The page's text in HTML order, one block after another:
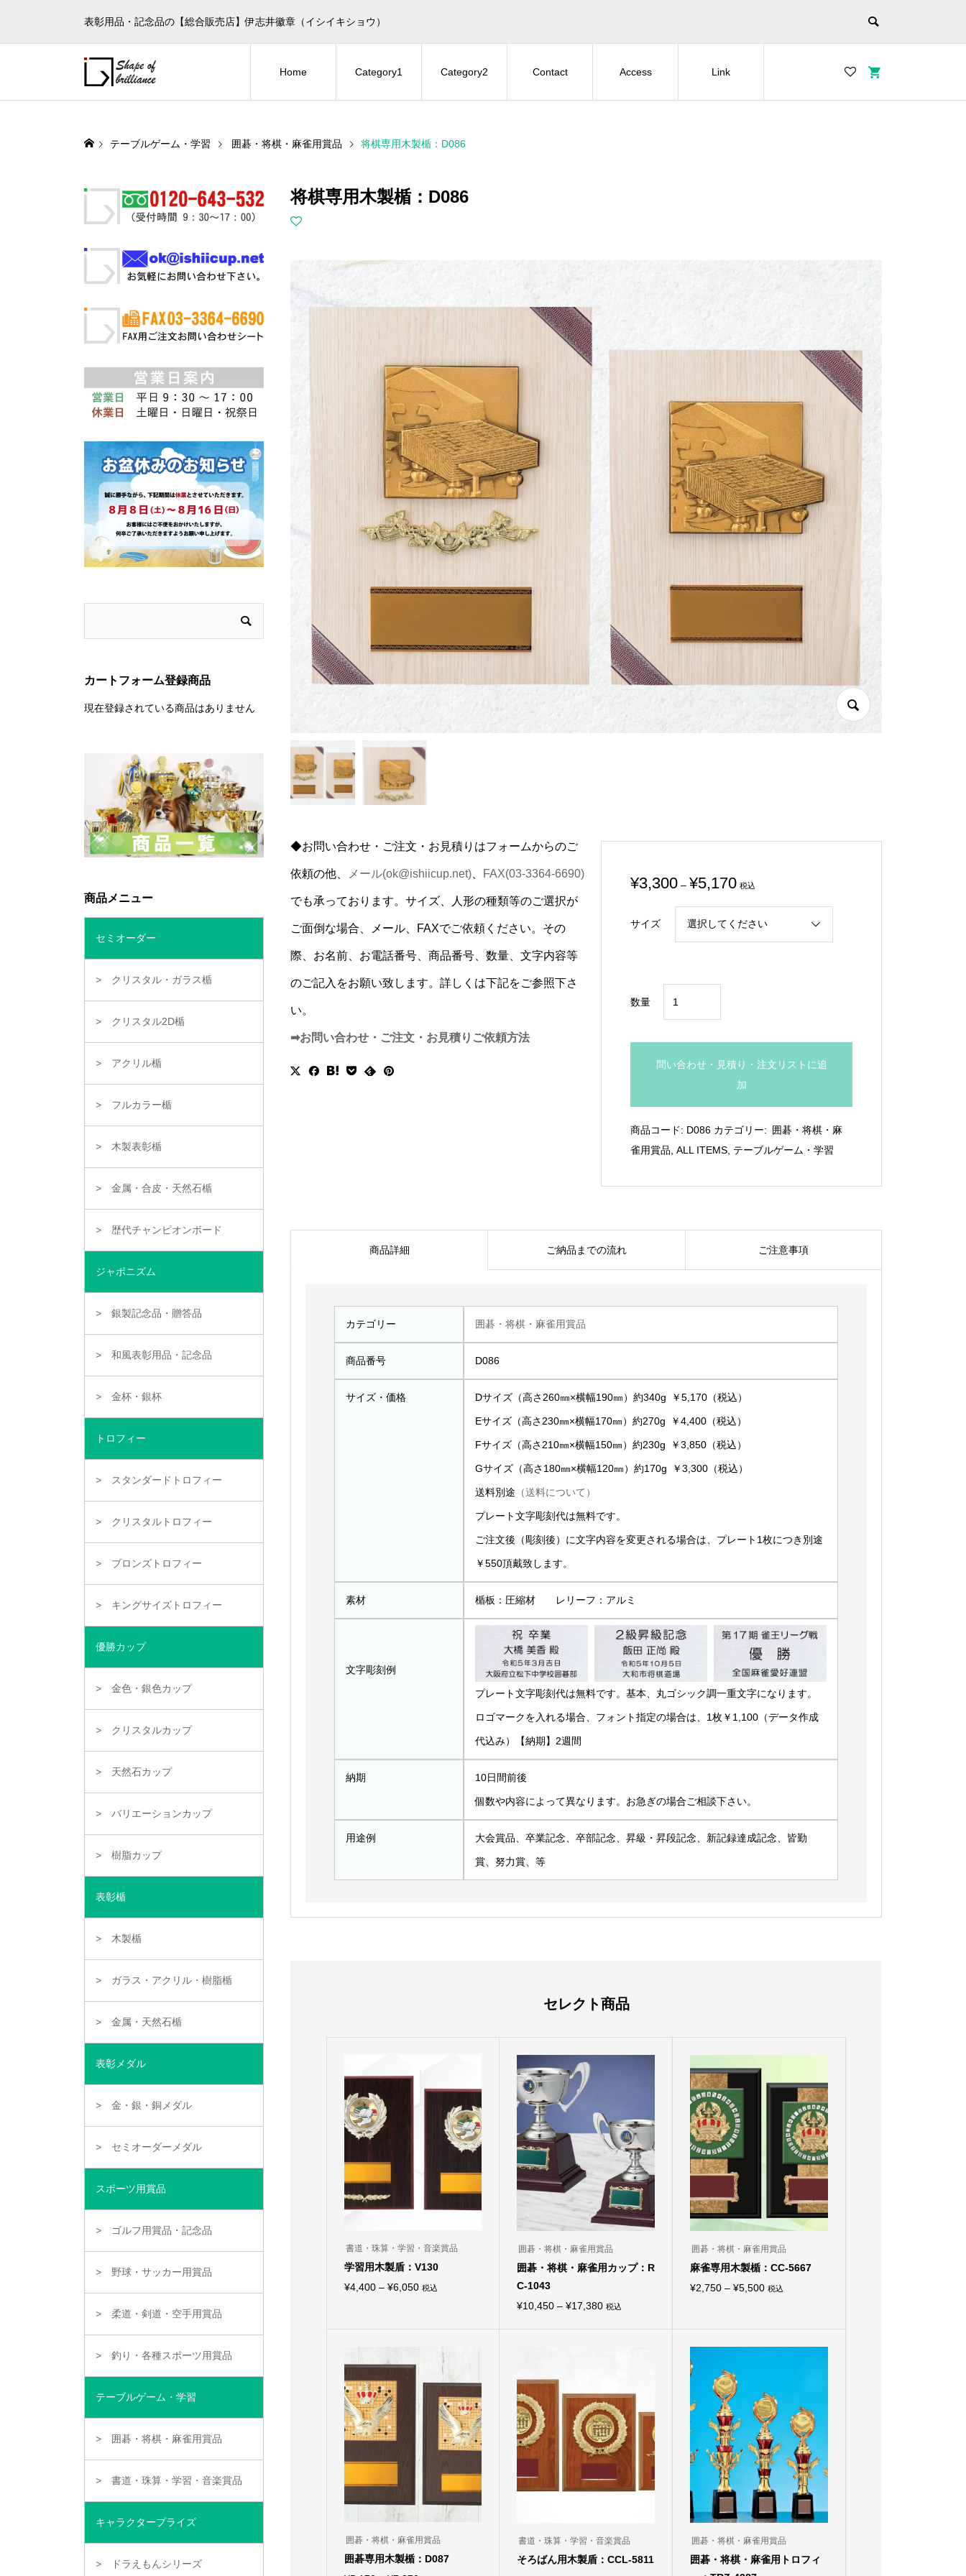
表彰用品・記念品の【総合販売店】伊志井徽章（イシイキショウ）
Home Category1 Category2 Contact Access Link
テーブルゲーム・学習 囲碁・将棋・麻雀用賞品 将棋専用木製楯：D086
将棋専用木製楯：D086
◆お問い合わせ・ご注文・お見積りはフォームからのご
依頼の他、 メール(ok@ishiicup.net) FAX(03-3364-6690)
でも承っております。サイズ、人形の種類等のご選択が
ご面倒な場合、メール、FAXでご依頼ください。その
際、お名前、お電話番号、商品番号、数量、文字内容等
のご記入をお願い致します。詳しくは下記をご参照下さ
い。
➡お問い合わせ・ご注文・お見積りご依頼方法
¥3,300 – ¥5,170
帯:
税込
サイズ
数量
D086
個
問い合わせ・見積り・注文リストに追
加
商品コード: D086 カテゴリー: 囲碁・将棋・麻
雀用賞品,ALL ITEMS, テーブルゲーム・学習
商品詳細 ご納品までの流れ ご注意事項
カテゴリー 囲碁・将棋・麻雀用賞品
商品番号 D086
サイズ・価格 Dサイズ（高さ260㎜×横幅190㎜）約340g ￥5,170（税込）
Eサイズ（高さ230㎜×横幅170㎜）約270g ￥4,400（税込）
Fサイズ（高さ210㎜×横幅150㎜）約230g ￥3,850（税込）
Gサイズ（高さ180㎜×横幅120㎜）約170g ￥3,300（税込）
送料別途 （送料について）
プレート文字彫刻代は無料です。
ご注文後（彫刻後）に文字内容を変更される場合は、プレート1枚につき別途
￥550頂戴致します。
素材 楯板：圧縮材 レリーフ：アルミ
文字彫刻例
プレート文字彫刻代は無料です。基本、丸ゴシック調一重文字になります。
ロゴマークを入れる場合、フォント指定の場合は、1枚￥1,100（データ作成
代込み）【納期】2週間
納期 10日間前後
個数や内容によって異なります。お急ぎの場合ご相談下さい。
用途例 大会賞品、卒業記念、卒部記念、昇級・昇段記念、新記録達成記念、皆勤
賞、努力賞、等
セレクト商品
書道・珠算・学習・音楽賞品
学習用木製盾：V130
¥4,400 – ¥6,050価
¥6,050
税込
品
複
数
の
バ
リ
エ
ー
ョ
が
り
オ
シ
ョ
囲碁・将棋・麻雀用賞品
囲碁・将棋・麻雀用カップ：R
C-1043
¥10,450 – ¥17,380価
¥17,380
税込
の
複
数
の
バ
リ
エ
ョ
ン
ま
す。
オ
プ
囲碁・将棋・麻雀用賞品
麻雀専用木製楯：CC-5667
¥2,750 – ¥5,500価税込
品
に
は
複
数
バ
リ
エ
ー
シ
ョ
あ
り
ま
オ
シ
囲碁・将棋・麻雀用賞品
囲碁専用木製楯：D087
書道・珠算・学習・音楽賞品
そろばん用木製盾：CCL-5811
囲碁・将棋・麻雀用賞品
囲碁・将棋・麻雀用トロフィ
カートフォーム登録商品
現在登録されている商品はありません
商品メニュー
セミオーダー
クリスタル・ガラス楯
クリスタル2D楯
アクリル楯
フルカラー楯
木製表彰楯
金属・合皮・天然石楯
歴代チャンピオンボード
ジャポニズム
銀製記念品・贈答品
和風表彰用品・記念品
金杯・銀杯
トロフィー
スタンダードトロフィー
クリスタルトロフィー
ブロンズトロフィー
キングサイズトロフィー
優勝カップ
金色・銀色カップ
クリスタルカップ
天然石カップ
バリエーションカップ
樹脂カップ
表彰楯
木製楯
ガラス・アクリル・樹脂楯
金属・天然石楯
表彰メダル
金・銀・銅メダル
セミオーダーメダル
スポーツ用賞品
ゴルフ用賞品・記念品
野球・サッカー用賞品
柔道・剣道・空手用賞品
釣り・各種スポーツ用賞品
テーブルゲーム・学習
囲碁・将棋・麻雀用賞品
書道・珠算・学習・音楽賞品
キャラクタープライズ
ドラえもんシリーズ